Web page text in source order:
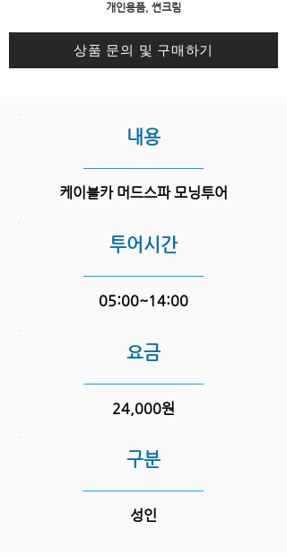
​내용
케이블카 머드스파 모닝투어
투어시간
05:00~14:00
요금
24,000원
구분
성인
개인용품, 썬크림
상품 문의 및 구매하기